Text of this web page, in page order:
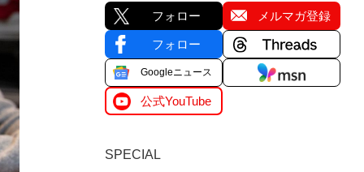
フォロー メルマガ登録
フォロー
Googleニュース
公式YouTube
SPECIAL